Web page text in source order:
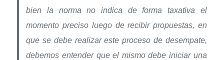
bien la norma no indica de forma taxativa el
momento preciso luego de recibir propuestas, en
que se debe realizar este proceso de desempate,
debemos entender que el mismo debe iniciar una